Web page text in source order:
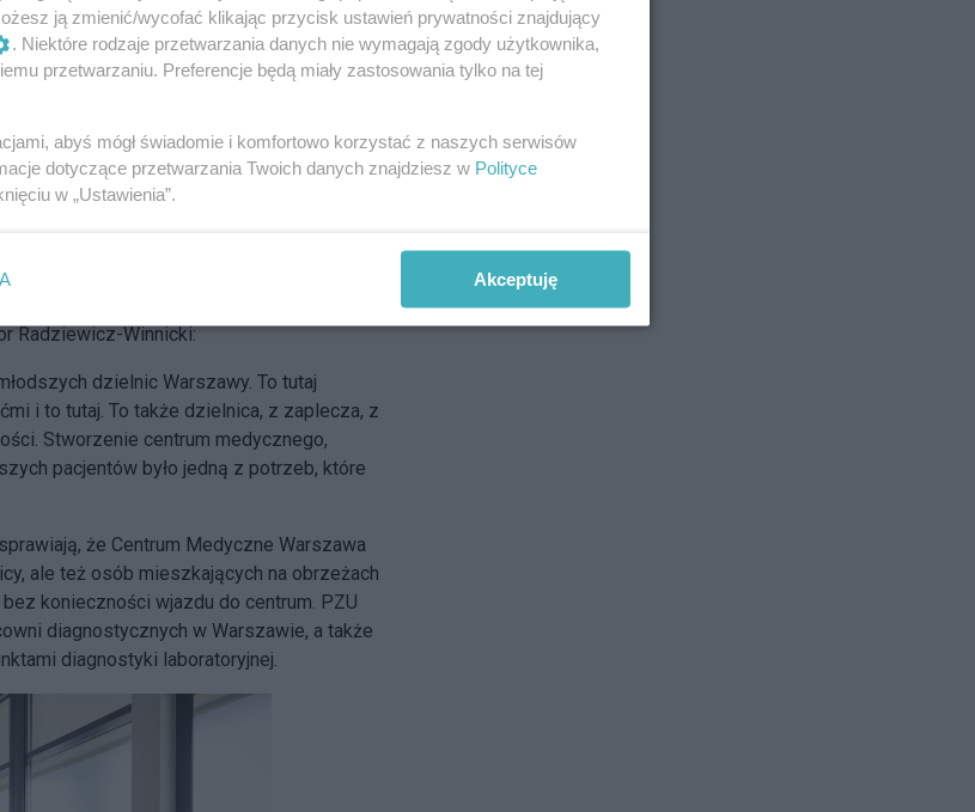
Warszawa Myśliborska
inwestycja operatora w
wybrano tę lokalizację na otwarcie nowej
Radziewicz-Winnicki:
dzielnic Warszawy. To tutaj
i to tutaj. To także dzielnica, z zaplecza, z
Stworzenie centrum medycznego,
pacjentów było jedną z potrzeb, które
że Centrum Medyczne Warszawa
ale też osób mieszkających na obrzeżach
konieczności wjazdu do centrum. PZU
diagnostycznych w Warszawie, a także
diagnostyki laboratoryjnej.
ją zmienić/wycofać klikając przycisk ustawień prywatności znajdujący
. Niektóre rodzaje przetwarzania danych nie wymagają zgody użytkownika,
przetwarzaniu. Preferencje będą miały zastosowania tylko na tej
abyś mógł świadomie i komfortowo korzystać z naszych serwisów
dotyczące przetwarzania Twoich danych znajdziesz w Polityce
w „Ustawienia”.
Akceptuję